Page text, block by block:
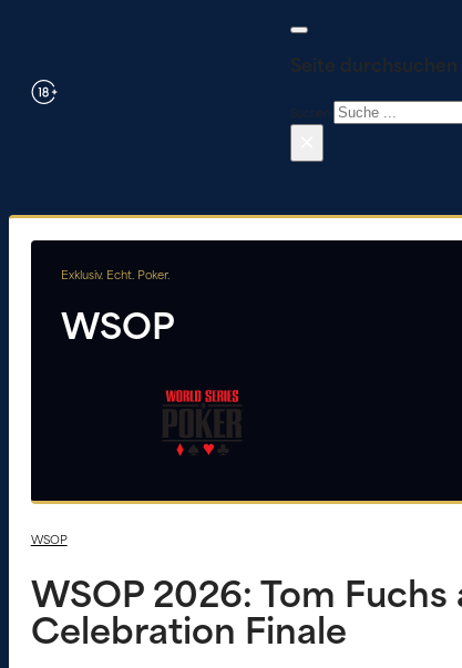
Seite durchsuchen
Exklusiv. Echt. Poker.
WSOP
WSOP
WSOP 2026: Tom
Celebration Finale